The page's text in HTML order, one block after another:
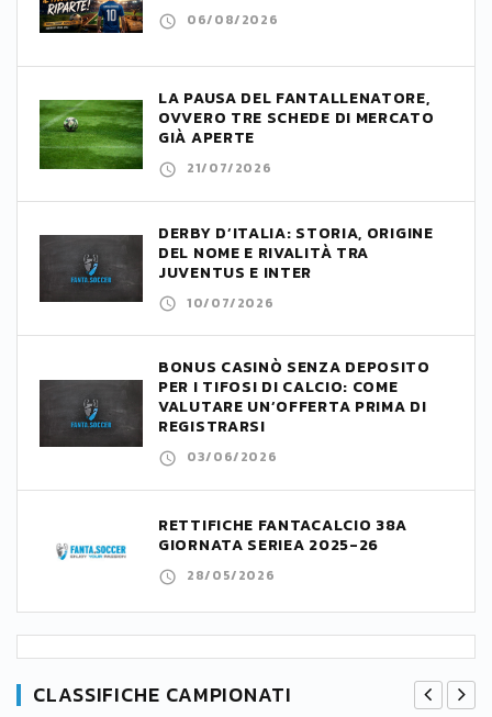
06/08/2026
LA PAUSA DEL FANTALLENATORE,
OVVERO TRE SCHEDE DI MERCATO
GIÀ APERTE
21/07/2026
DERBY D’ITALIA: STORIA, ORIGINE
DEL NOME E RIVALITÀ TRA
JUVENTUS E INTER
10/07/2026
BONUS CASINÒ SENZA DEPOSITO
PER I TIFOSI DI CALCIO: COME
VALUTARE UN’OFFERTA PRIMA DI
REGISTRARSI
03/06/2026
RETTIFICHE FANTACALCIO 38A
GIORNATA SERIEA 2025-26
28/05/2026
CLASSIFICHE CAMPIONATI